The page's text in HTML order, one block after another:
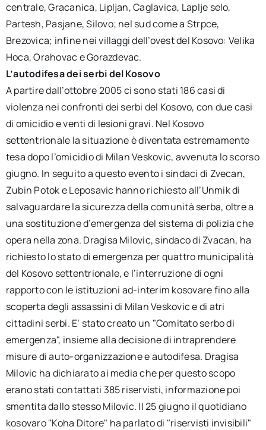
centrale, Gracanica, Lipljan, Caglavica, Laplje selo,
Partesh, Pasjane, Silovo; nel sud come a Strpce,
Brezovica; infine nei villaggi dell’ovest del Kosovo: Velika
Hoca, Orahovac e Gorazdevac.
L’autodifesa dei serbi del Kosovo
A partire dall’ottobre 2005 ci sono stati 186 casi di
violenza nei confronti dei serbi del Kosovo, con due casi
di omicidio e venti di lesioni gravi. Nel Kosovo
settentrionale la situazione è diventata estremamente
tesa dopo l’omicidio di Milan Veskovic, avvenuta lo scorso
giugno. In seguito a questo evento i sindaci di Zvecan,
Zubin Potok e Leposavic hanno richiesto all’Unmik di
salvaguardare la sicurezza della comunità serba, oltre a
una sostituzione d’emergenza del sistema di polizia che
opera nella zona. Dragisa Milovic, sindaco di Zvacan, ha
richiesto lo stato di emergenza per quattro municipalità
del Kosovo settentrionale, e l’interruzione di ogni
rapporto con le istituzioni ad-interim kosovare fino alla
scoperta degli assassini di Milan Veskovic e di atri
cittadini serbi. E’ stato creato un "Comitato serbo di
emergenza", insieme alla decisione di intraprendere
misure di auto-organizzazione e autodifesa. Dragisa
Milovic ha dichiarato ai media che per questo scopo
erano stati contattati 385 riservisti, informazione poi
smentita dallo stesso Milovic. Il 25 giugno il quotidiano
kosovaro "Koha Ditore" ha parlato di "riservisti invisibili"